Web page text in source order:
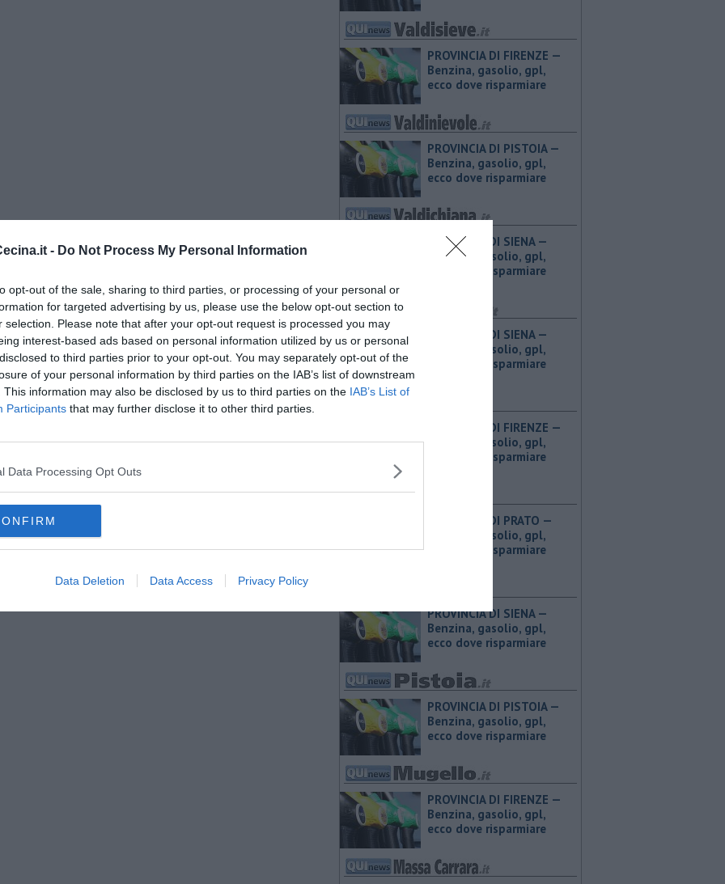
- Do Not Process My Personal Information
opt-out of the sale, sharing to third parties, or processing of your personal or
for targeted advertising by us, please use the below opt-out section to
selection. Please note that after your opt-out request is processed you may
interest-based ads based on personal information utilized by us or personal
to third parties prior to your opt-out. You may separately opt-out of the
of your personal information by third parties on the IAB’s list of downstream
This information may also be disclosed by us to third parties on the IAB’s List of
Participants that may further disclose it to other third parties.
Data Processing Opt Outs
Data Deletion Data Access Privacy Policy
PROVINCIA DI FIRENZE — ​
Benzina, gasolio, gpl,
ecco dove risparmiare
PROVINCIA DI PISTOIA — ​
Benzina, gasolio, gpl,
ecco dove risparmiare
PROVINCIA DI SIENA — ​
Benzina, gasolio, gpl,
ecco dove risparmiare
PROVINCIA DI SIENA — ​
Benzina, gasolio, gpl,
ecco dove risparmiare
PROVINCIA DI FIRENZE — ​
Benzina, gasolio, gpl,
ecco dove risparmiare
PROVINCIA DI PRATO — ​
Benzina, gasolio, gpl,
ecco dove risparmiare
PROVINCIA DI SIENA — ​
Benzina, gasolio, gpl,
ecco dove risparmiare
PROVINCIA DI PISTOIA — ​
Benzina, gasolio, gpl,
ecco dove risparmiare
PROVINCIA DI FIRENZE — ​
Benzina, gasolio, gpl,
ecco dove risparmiare